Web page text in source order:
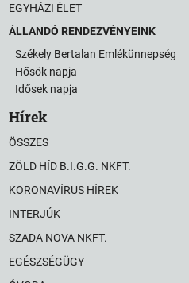
EGYHÁZI ÉLET
ÁLLANDÓ RENDEZVÉNYEINK
Székely Bertalan Emlékünnepség
Hősök napja
Idősek napja
Hírek
ÖSSZES
ZÖLD HÍD B.I.G.G. NKFT.
KORONAVÍRUS HÍREK
INTERJÚK
SZADA NOVA NKFT.
EGÉSZSÉGÜGY